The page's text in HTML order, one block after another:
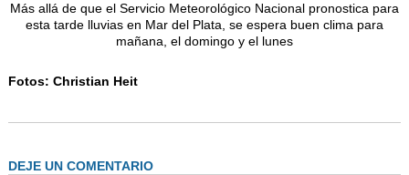
Más allá de que el Servicio Meteorológico Nacional pronostica para
esta tarde lluvias en Mar del Plata, se espera buen clima para
mañana, el domingo y el lunes
Fotos: Christian Heit
DEJE UN COMENTARIO